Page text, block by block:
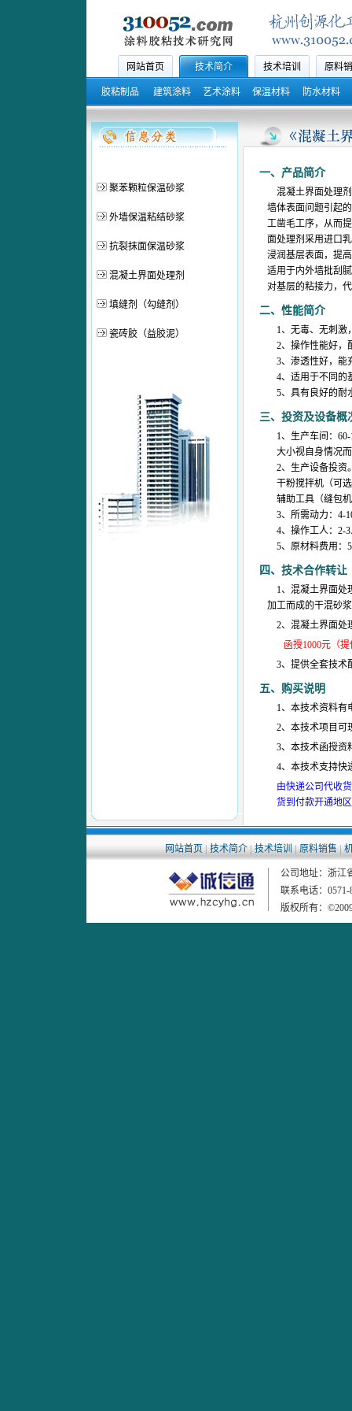
网站首页 技术简介 技术培训 原料
胶粘制品 建筑涂料 艺术涂料 保温材料 防水材料
聚苯颗粒保温砂浆
外墙保温粘结砂浆
抗裂抹面保温砂浆
混凝土界面处理剂
填缝剂（勾缝剂）
瓷砖胶（益胶泥）
一、产品简介
混凝土界面处理
墙体表面问题引起
工凿毛工序，从而
面处理剂采用进口
浸润基层表面，提
适用于内外墙批刮
对基层的粘接力，
二、 性能简介
1、无毒、无刺激
2、操作性能好，
3、渗透性好，能
4、适用于不同的
5、具有良好的耐
三、投资及设备概
1、生产车间：60-
大小视自身情况而
2、生产设备投资
干粉搅拌机（可
辅助工具（缝包
3、所需动力：4-
4、操作工人：2-3
5、原材料费用：
四、技术合作转让
1、混凝土界面处
加工而成的干混砂
2、混凝土界面处
函授1000元（提
3、提供全套技术
五、购买说明
1、本技术资料有
2、本技术项目可
3、本技术函授资
4、本技术支持快
由快递公司代收
货到付款开通地
网站首页|技术简介|技术培训|原料销售|
公司地址：浙江
联系电话：0571-
版权所有：